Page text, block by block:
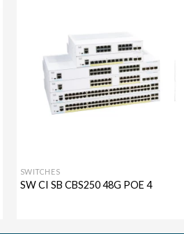
SWITCHES
SW CI SB CBS250 48G POE 4